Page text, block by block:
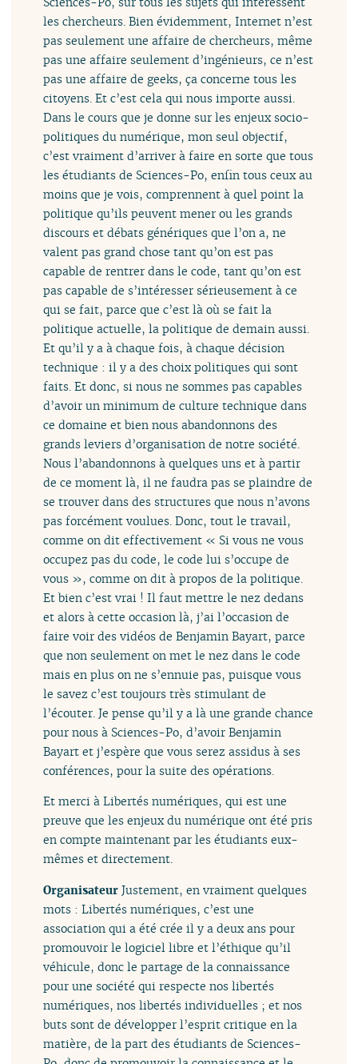
les chercheurs. Bien évidemment, Internet n’est
pas seulement une affaire de chercheurs, même
pas une affaire seulement d’ingénieurs, ce n’est
pas une affaire de geeks, ça concerne tous les
citoyens. Et c’est cela qui nous importe aussi.
Dans le cours que je donne sur les enjeux socio-
politiques du numérique, mon seul objectif,
c’est vraiment d’arriver à faire en sorte que tous
les étudiants de Sciences-Po, enfin tous ceux au
moins que je vois, comprennent à quel point la
politique qu’ils peuvent mener ou les grands
discours et débats génériques que l’on a, ne
valent pas grand chose tant qu’on est pas
capable de rentrer dans le code, tant qu’on est
pas capable de s’intéresser sérieusement à ce
qui se fait, parce que c’est là où se fait la
politique actuelle, la politique de demain aussi.
Et qu’il y a à chaque fois, à chaque décision
technique : il y a des choix politiques qui sont
faits. Et donc, si nous ne sommes pas capables
d’avoir un minimum de culture technique dans
ce domaine et bien nous abandonnons des
grands leviers d’organisation de notre société.
Nous l’abandonnons à quelques uns et à partir
de ce moment là, il ne faudra pas se plaindre de
se trouver dans des structures que nous n’avons
pas forcément voulues. Donc, tout le travail,
comme on dit effectivement « Si vous ne vous
occupez pas du code, le code lui s’occupe de
vous », comme on dit à propos de la politique.
Et bien c’est vrai ! Il faut mettre le nez dedans
et alors à cette occasion là, j’ai l’occasion de
faire voir des vidéos de Benjamin Bayart, parce
que non seulement on met le nez dans le code
mais en plus on ne s’ennuie pas, puisque vous
le savez c’est toujours très stimulant de
l’écouter. Je pense qu’il y a là une grande chance
pour nous à Sciences-Po, d’avoir Benjamin
Bayart et j’espère que vous serez assidus à ses
conférences, pour la suite des opérations.
Et merci à Libertés numériques, qui est une
preuve que les enjeux du numérique ont été pris
en compte maintenant par les étudiants eux-
mêmes et directement.
Organisateur Justement, en vraiment quelques
mots : Libertés numériques, c’est une
association qui a été crée il y a deux ans pour
promouvoir le logiciel libre et l’éthique qu’il
véhicule, donc le partage de la connaissance
pour une société qui respecte nos libertés
numériques, nos libertés individuelles ; et nos
buts sont de développer l’esprit critique en la
matière, de la part des étudiants de Sciences-